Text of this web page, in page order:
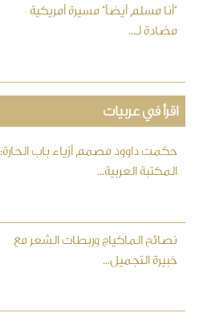
"أنا مسلم أيضاً" مسيرة أمريكية
مضادة لـ...
اقرأ في عربيات
حكمت داوود مصمم أزياء باب الحارة:
المكتبة العربية...
نصائح الماكياج وربطات الشعر مع
خبيرة التجميل...